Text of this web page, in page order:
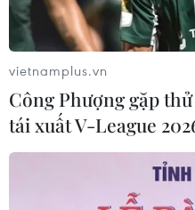
TIN CÙNG CHUYÊN
Tiêu chí mới phân loại
để thực hiện cơ cấu lại
vietnamplus.vn
Công Phượng gặp
tái xuất V-League